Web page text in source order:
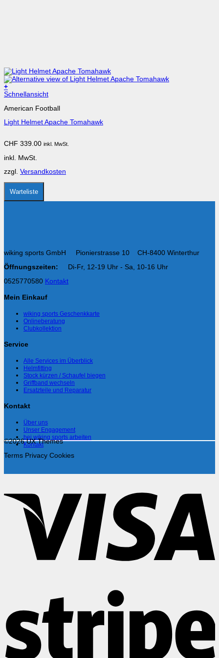
+
Dieses
weist
Varianten
Optionen
auf
Produktseite
gewählt
werden
Schnellansicht
American Football
Light Helmet Apache Tomahawk
CHF 339.00 inkl. MwSt.
inkl. MwSt.
zzgl. Versandkosten
Warteliste
wiking sports GmbH Pionierstrasse 10 CH-8400 Winterthur
Öffnungszeiten:
Di-Fr, 12-19 Uhr - Sa, 10-16 Uhr
0525770580 Kontakt
Mein Einkauf
wiking sports Geschenkkarte
Onlineberatung
Clubkollektion
Service
Alle Services im Überblick
Helmfitting
Stock kürzen / Schaufel biegen
Griffband wechseln
Ersatzteile und Reparatur
Kontakt
Über uns
Unser Engagement
bei wiking sports arbeiten
Kontakt
©2026 UX Themes
Terms Privacy Cookies